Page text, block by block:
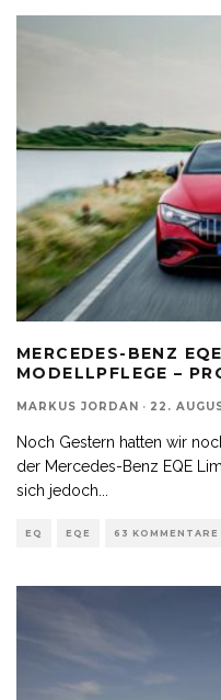
MERCEDES-BENZ
MODELLPFLEGE –
MARKUS JORDAN · 22.
Noch Gestern hatten wir
der Mercedes-Benz EQE
sich jedoch
EQ EQE 63 KOMMENTARE